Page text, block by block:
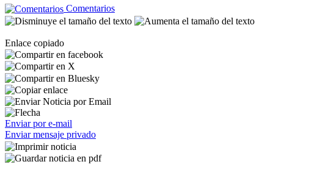
Comentarios
Enlace copiado
Enviar por e-mail
Enviar mensaje privado